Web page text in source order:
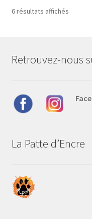
6 résultats affichésTrié
Retrouvez-nous
La Patte d’Encre